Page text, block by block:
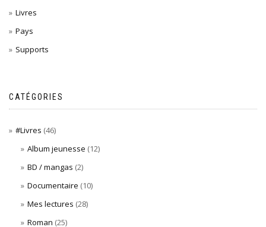
Livres
Pays
Supports
CATÉGORIES
#Livres (46)
Album jeunesse (12)
BD / mangas (2)
Documentaire (10)
Mes lectures (28)
Roman (25)